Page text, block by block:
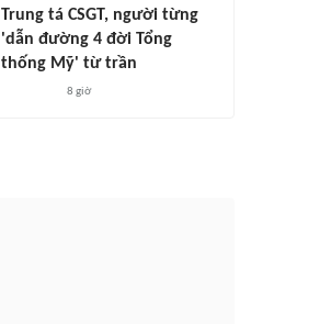
Trung tá CSGT, người từng
'dẫn đường 4 đời Tổng
thống Mỹ' từ trần
8 giờ